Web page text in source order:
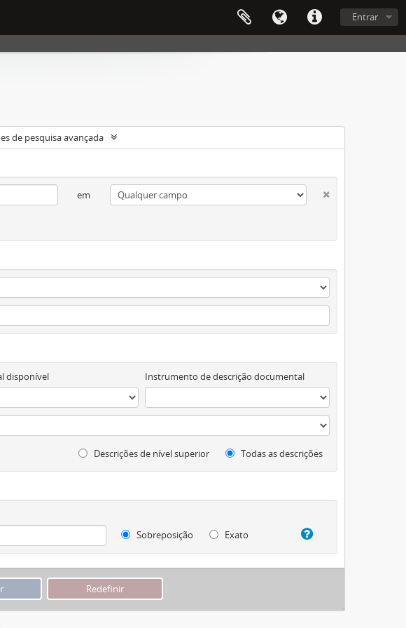
Entrar
de pesquisa avançada
em
disponível Instrumento de descrição documental
Descrições de nível superior Todas as descrições
Sobreposição
Exato